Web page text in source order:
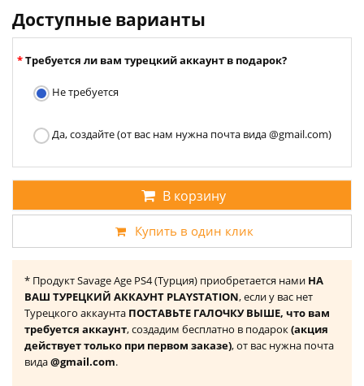
Доступные варианты
Требуется ли вам турецкий аккаунт в подарок?
Не требуется
Да, создайте (от вас нам нужна почта вида @gmail.com)
В корзину
Купить в один клик
* Продукт Savage Age PS4 (Турция) приобретается нами НА
ВАШ ТУРЕЦКИЙ АККАУНТ PLAYSTATION, если у вас нет
Турецкого аккаунта ПОСТАВЬТЕ ГАЛОЧКУ ВЫШЕ, что вам
требуется аккаунт, создадим бесплатно в подарок(акция
действует только при первом заказе), от вас нужна почта
вида@gmail.com.